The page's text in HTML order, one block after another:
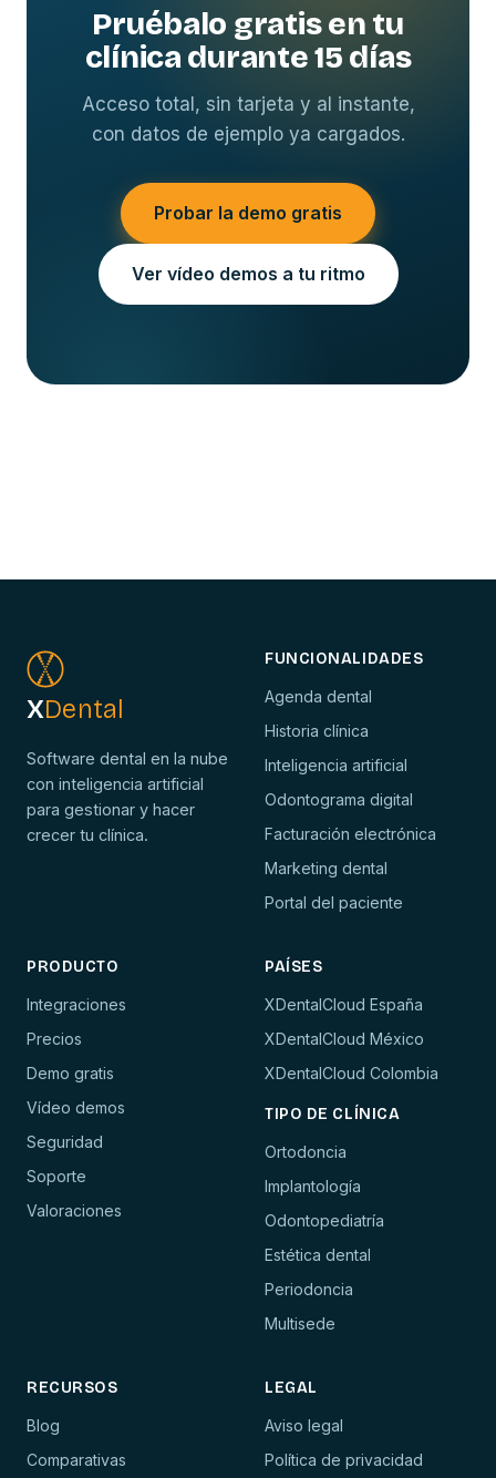
Pruébalo gratis en tu
clínica durante 15 días
Acceso total, sin tarjeta y al instante,
con datos de ejemplo ya cargados.
Probar la demo gratis
Ver vídeo demos a tu ritmo
XDental
Software dental en la nube
con inteligencia artificial
para gestionar y hacer
crecer tu clínica.
FUNCIONALIDADES
Agenda dental
Historia clínica
Inteligencia artificial
Odontograma digital
Facturación electrónica
Marketing dental
Portal del paciente
PRODUCTO
Integraciones
Precios
Demo gratis
Vídeo demos
Seguridad
Soporte
Valoraciones
PAÍSES
XDentalCloud España
XDentalCloud México
XDentalCloud Colombia
TIPO DE CLÍNICA
Ortodoncia
Implantología
Odontopediatría
Estética dental
Periodoncia
Multisede
RECURSOS
Blog
Comparativas
LEGAL
Aviso legal
Política de privacidad